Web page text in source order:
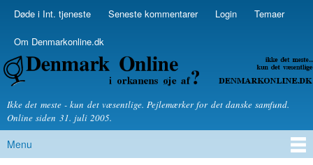
Skip to
Secondary menu
Døde i Int. tjeneste Seneste kommentarer Login Temaer
Om Denmarkonline.dk
Denmarkonline.dk - blognyheder om politik
Ikke det meste - kun det væsentlige. Pejlemærker for det danske samfund.
Online siden 31. juli 2005.
Main menu
Menu